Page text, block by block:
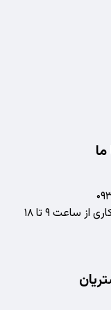
ساعت ۹ تا ۱۸